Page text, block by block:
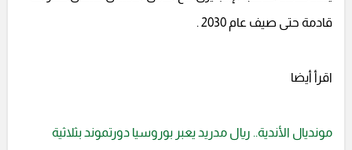
قادمة حتى صيف عام 2030 .
اقرأ أيضا
مونديال الأندية.. ريال مدريد يعبر بوروسيا دورتموند بثلاثية